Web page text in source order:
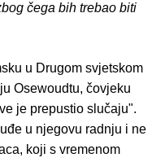
čega bih trebao biti
u Drugom svjetskom
Osewoudtu, čovjeku
je prepustio slučaju".
u njegovu radnju i ne
koji s vremenom